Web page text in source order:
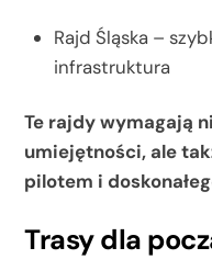
Rajd Śląska –
infrastruktura
Te rajdy wymagają
umiejętności, ale
pilotem i
Trasy dla